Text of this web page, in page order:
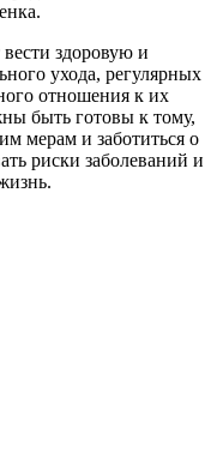
здоровую и
ухода, регулярных
отношения к их
быть готовы к тому,
мерам и заботиться о
риски заболеваний и